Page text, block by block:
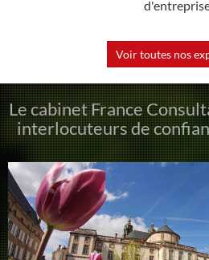
Voir toutes nos
Le cabinet France
interlocuteurs de